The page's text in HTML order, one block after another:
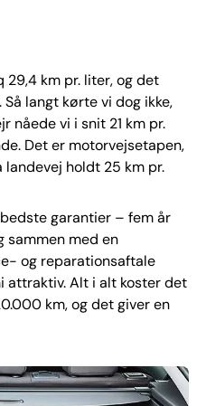
km pr. liter, og det
langt kørte vi dog ikke,
nåede vi i snit 21 km pr.
Det er motorvejs­etapen,
holdt 25 km pr.
garantier – fem år
med en
og reparationsaftale
attraktiv. Alt i alt koster det
km, og det giver en